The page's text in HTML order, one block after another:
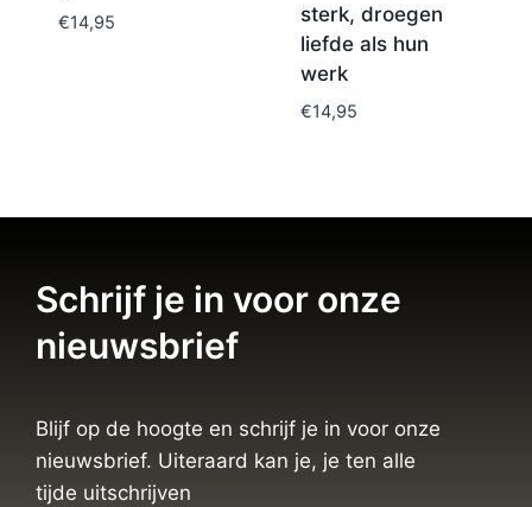
€14,95
sterk, droegen
liefde als hun
werk
€14,95
Schrijf je in voor onze
nieuwsbrief
Blijf op de hoogte en schrijf je in voor onze
nieuwsbrief. Uiteraard kan je, je ten alle
tijde uitschrijven